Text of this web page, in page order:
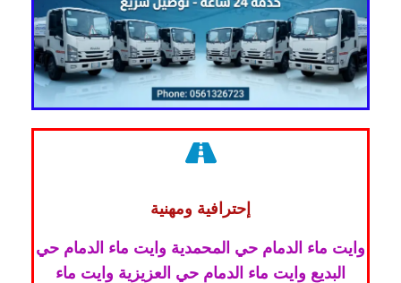
إحترافية ومهنية
وايت ماء الدمام حي المحمدية وايت ماء الدمام حي
البديع وايت ماء الدمام حي العزيزية وايت ماء